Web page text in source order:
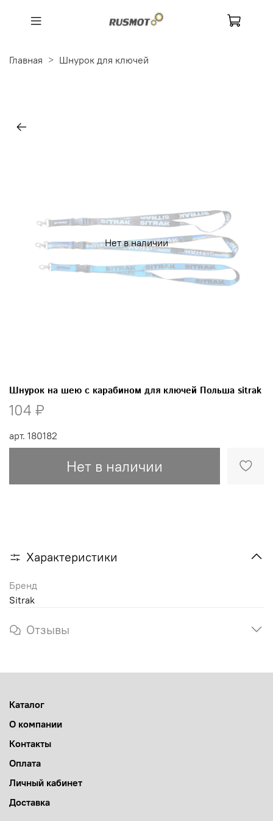
Главная Шнурок для ключей
Нет в наличии
арт. 180182
Шнурок на шею с карабином для ключей Польша sitrak
104 ₽
Нет в наличии
Характеристики
Бренд
Sitrak
Отзывы
Каталог
О компании
Контакты
Оплата
Личный кабинет
Доставка